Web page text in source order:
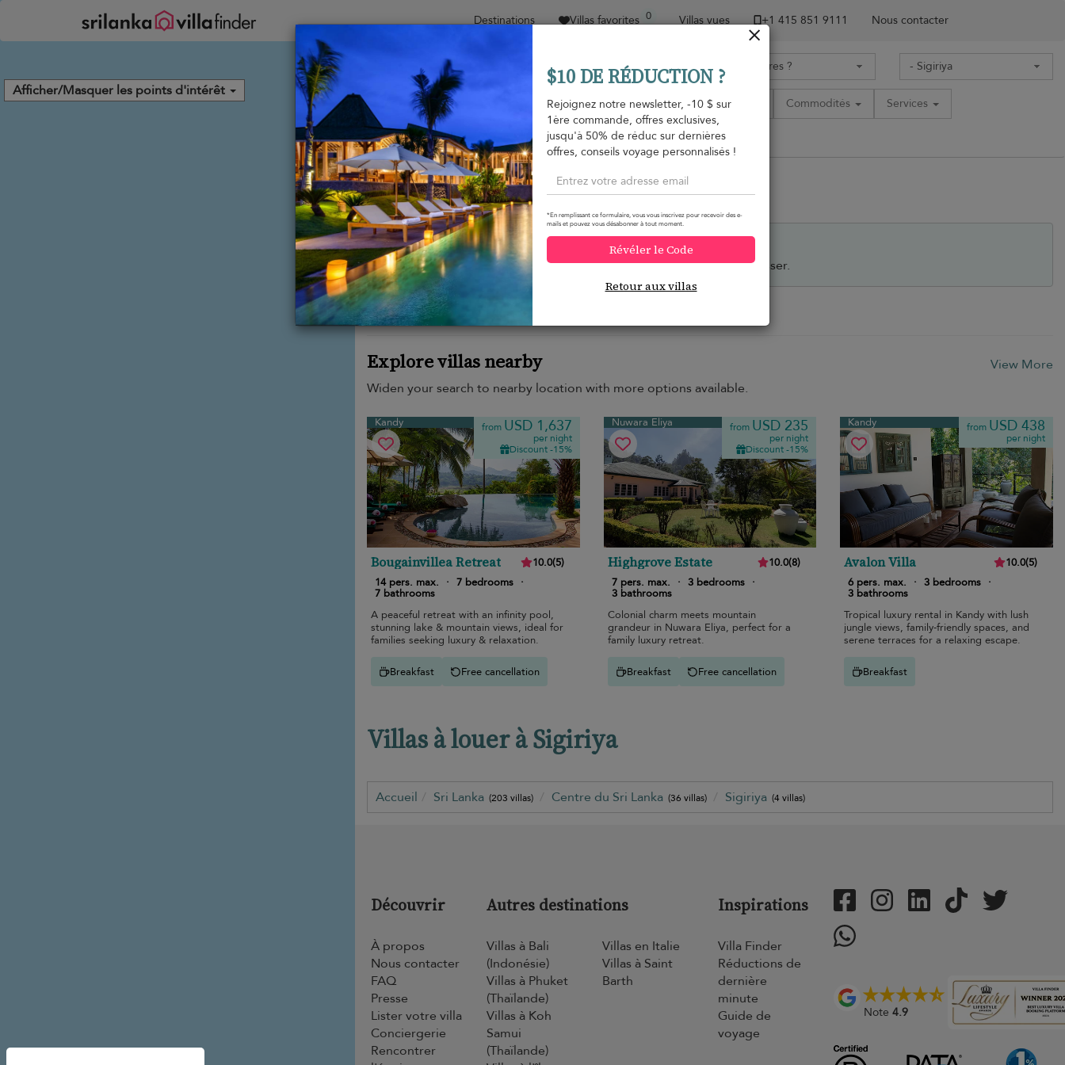
Destinations Villas favorites 0 Villas vues +1 ​415 851 9111 Nous contacter
Afficher/Masquer les points d'intérêt
Trier par Fourchette de prix Collections Emplacement Commodités
Services
Pour les familles
Type de propriété
Voulez-vous plus d'options ?
Nous avons trouvé plusieurs alternatives qui pourraient vous intéresser.
Explore villas nearby
View More
Widen your search to nearby location with more options available.
Kandy from USD 1,637
per night
Discount -15%
Bougainvillea Retreat 10.0(5)
14 pers. max.
· 7 bedrooms ·
7 bathrooms
A peaceful retreat with an infinity pool,
stunning lake & mountain views, ideal for
families seeking luxury & relaxation.
Breakfast Free cancellation
Nuwara Eliya from USD 235
per night
Discount -15%
Highgrove Estate 10.0(8)
7 pers. max.
· 3 bedrooms ·
3 bathrooms
Colonial charm meets mountain
grandeur in Nuwara Eliya, perfect for a
family luxury retreat.
Breakfast Free cancellation
Kandy from USD 438
per night
Avalon Villa 10.0(5)
6 pers. max.
· 3 bedrooms ·
3 bathrooms
Tropical luxury rental in Kandy with lush
jungle views, family-friendly spaces, and
serene terraces for a relaxing escape.
Breakfast
Villas à louer à Sigiriya
Accueil Sri Lanka (203 villas) Centre du Sri Lanka (36 villas) Sigiriya (4 villas)
$10 DE RÉDUCTION ?
Rejoignez notre newsletter, -10 $ sur
1ère commande, offres exclusives,
jusqu'à 50% de réduc sur dernières
offres, conseils voyage personnalisés !
*En remplissant ce formulaire, vous vous inscrivez pour recevoir des e-
mails et pouvez vous désabonner à tout moment.
Révéler le Code
Retour aux villas
Découvrir
À propos
Nous contacter
FAQ
Presse
Lister votre villa
Conciergerie
Rencontrer
Autres destinations
Villas à Bali
(Indonésie)
Villas à Phuket
(Thaïlande)
Villas à Koh
Samui
(Thaïlande)
Villas en Italie
Villas à Saint
Barth
Inspirations
Villa Finder
Réductions de
dernière
minute
Guide de
voyage
Note 4.9
Vos paramètres de cookies